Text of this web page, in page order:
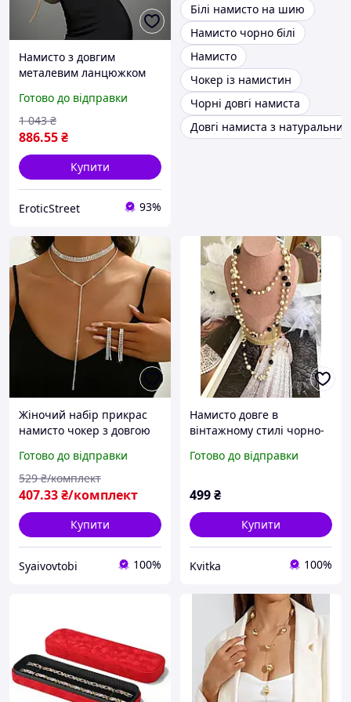
Намисто з довгим
металевим ланцюжком
золотисте
Готово до відправки
886.55₴
1 043 ₴
Купити
EroticStreet 93%
Білі намисто на шию
Намисто чорно білі
Намисто
Чокер із намистин
Чорні довгі намиста
Довгі намиста з
Жіночий набір прикрас
намисто чокер з довгою
сережки
Готово до відправки
407.33₴/комплект
529 ₴/комплект
Купити
Syaivovtobi 100%
Намисто довге в
вінтажному стилі чорно-
Готово до відправки
499₴
Купити
Kvitka 100%